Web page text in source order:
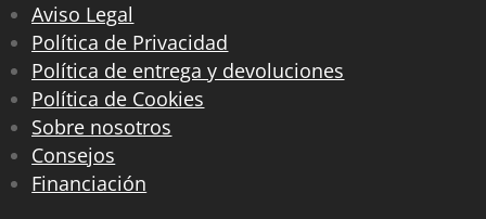
Aviso Legal
Política de Privacidad
Política de entrega y devoluciones
Política de Cookies
Sobre nosotros
Consejos
Financiación